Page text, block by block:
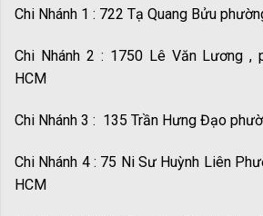
Chi Nhánh 1 : 722 Tạ Quang Bửu
Chi Nhánh 2 : 1750 Lê Văn Lương ,
HCM
Chi Nhánh 3 : 135 Trần Hưng Đạo
Chi Nhánh 4 : 75 Ni Sư Huỳnh Liên
HCM